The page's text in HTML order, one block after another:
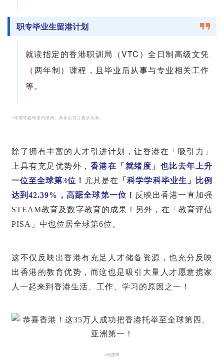
职专毕业生留港计划
就读指定的香港职训局（VTC）全日制高级文凭
（两年制）课程，且毕业后从事与专业相关工作
等。
*详情可咨询景鸿顾问。具体以官方要求为准。
除了拥有丰富的人才引进计划，让香港在「吸引力」
上具有充足优势外， 香港在「就绪度」也比去年上升
一位至全球第3位！ 尤其是在
「科学学科毕业生」比例
达到42.39%，高踞全球第一位！ 反映出香港一直加强
STEAM教育及数字教育的成果！另外，在「教育评估
PISA」中也位居全球第6位。
这不仅反映出香港有充足人才储备资源，也充分反映
出香港的教育优势，而这也是吸引大量人才愿意携家
人一起来到香港生活、工作、学习的原因之一！
©包图网